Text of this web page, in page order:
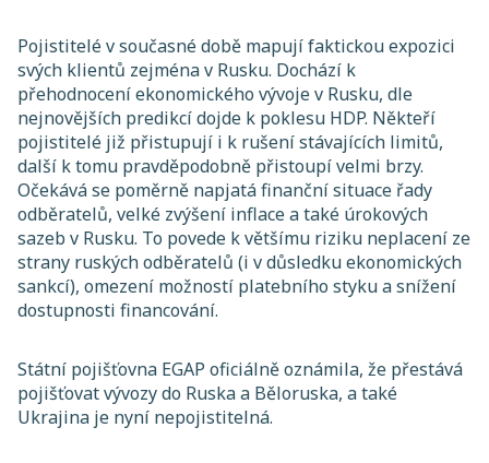
Pojistitelé v současné době mapují faktickou expozici
svých klientů zejména v Rusku. Dochází k
přehodnocení ekonomického vývoje v Rusku, dle
nejnovějších predikcí dojde k poklesu HDP. Někteří
pojistitelé již přistupují i k rušení stávajících limitů,
další k tomu pravděpodobně přistoupí velmi brzy.
Očekává se poměrně napjatá finanční situace řady
odběratelů, velké zvýšení inflace a také úrokových
sazeb v Rusku. To povede k většímu riziku neplacení ze
strany ruských odběratelů (i v důsledku ekonomických
sankcí), omezení možností platebního styku a snížení
dostupnosti financování.
Státní pojišťovna EGAP oficiálně oznámila, že přestává
pojišťovat vývozy do Ruska a Běloruska, a také
Ukrajina je nyní nepojistitelná.